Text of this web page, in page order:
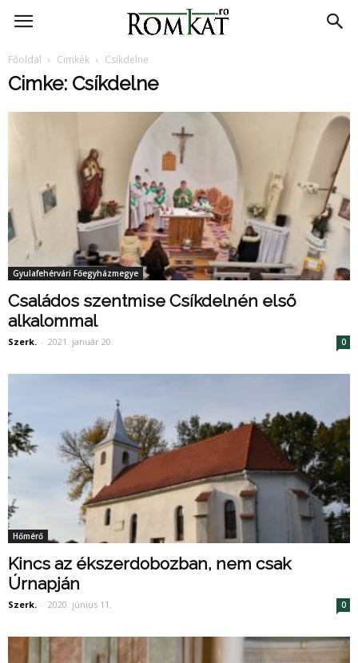
RomKat.ro
Főoldal Cimkék Csíkdelne
Cimke: Csíkdelne
Gyulafehérvári Főegyházmegye
Családos szentmise Csíkdelnén első
alkalommal
Szerk. - 2021. január 20. 0
Hőmérő
Kincs az ékszerdobozban, nem csak
Úrnapján
Szerk. - 2020. június 11. 0